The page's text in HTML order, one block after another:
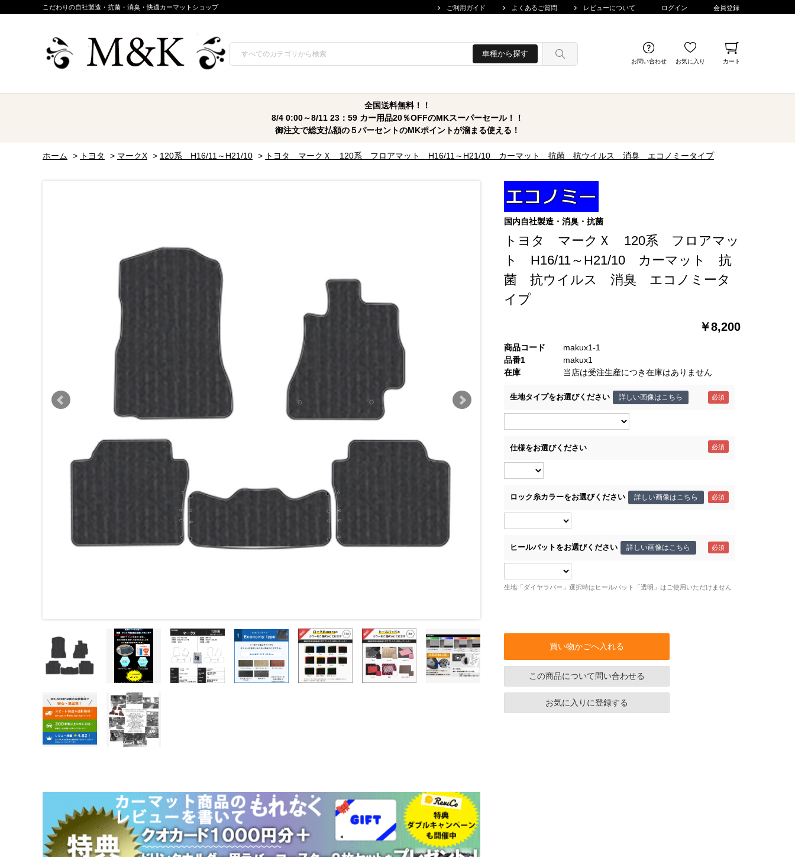
こだわりの自社製造・抗菌・消臭・快適カーマットショップ ご利用ガイド よくあるご質問 レビューについて ログイン 会員登録
車種から探す
お問い合わせ お気に入り カート
全国送料無料！！
8/4 0:00～8/11 23：59 カー用品20％OFFのMKスーパーセール！！
御注文で総支払額の５パーセントのMKポイントが溜まる使える！
ホーム > トヨタ > マークX > 120系 H16/11～H21/10 > トヨタ マークＸ 120系 フロアマット H16/11～H21/10 カーマット 抗菌 抗ウイルス 消臭 エコノミータイプ
国内自社製造・消臭・抗菌
トヨタ マークＸ 120系 フロアマッ
ト H16/11～H21/10 カーマット 抗
菌 抗ウイルス 消臭 エコノミータ
イプ
￥8,200
商品コード
makux1-1
品番1
makux1
在庫
当店は受注生産につき在庫はありません
生地タイプをお選びください 詳しい画像はこちら
仕様をお選びください
ロック糸カラーをお選びください 詳しい画像はこちら
ヒールパットをお選びください 詳しい画像はこちら
生地「ダイヤラバー」選択時はヒールパット「透明」はご使用いただけません
買い物かごへ入れる
この商品について問い合わせる
お気に入りに登録する